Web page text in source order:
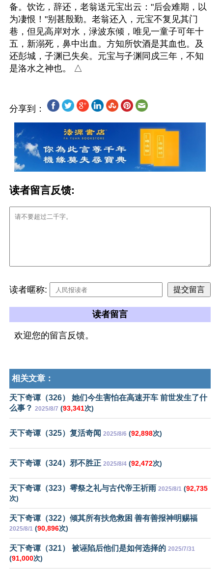
备。饮讫，辞还，老翁送元宝出云："后会难期，以
为凄恨！"别甚殷勤。老翁还入，元宝不复见其门
巷，但见高岸对水，渌波东倾，唯见一童子可年十
五，新溺死，鼻中出血。方知所饮酒是其血也。及
还彭城，子渊已失矣。元宝与子渊同戍三年，不知
分享到：
读者留言反馈:
读者暱称:
读者留言
欢迎您的留言反馈。
相关文章：
天下奇谭（326） 她们今生害怕在高速开车 前世发生了什
么事？ 2025/8/7 (93,341次)
天下奇谭（325）复活奇闻 2025/8/6 (92,898次)
天下奇谭（324）邪不胜正 2025/8/4 (92,472次)
天下奇谭（323）雩祭之礼与古代帝王祈雨 2025/8/1 (92,735
次)
天下奇谭（322）倾其所有扶危救困 善有善报神明赐福
2025/8/1 (90,896次)
天下奇谭（321） 被诬陷后他们是如何选择的 2025/7/31
(91,000次)